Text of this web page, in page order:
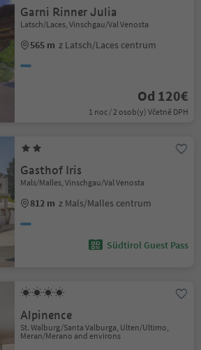
Garni Rinner Julia
Latsch/Laces, Vinschgau/Val Venosta
565 m z Latsch/Laces centrum
Od 120€
1 noc / 2 osob(y) Včetně DPH
Gasthof Iris
Mals/Malles, Vinschgau/Val Venosta
812 m z Mals/Malles centrum
Südtirol Guest Pass
Alpinence
St. Walburg/Santa Valburga, Ulten/Ultimo,
Meran/Merano and environs